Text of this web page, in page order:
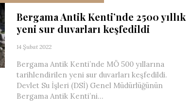
Bergama Antik Kenti’nde 2500 yıllık
yeni sur duvarları keşfedildi
14 Şubat 2022
Bergama Antik Kenti’nde MÖ 500 yıllarına
tarihlendirilen yeni sur duvarları keşfedildi.
Devlet Su İşleri (DSİ) Genel Müdürlüğünün
Bergama Antik Kenti’ni...